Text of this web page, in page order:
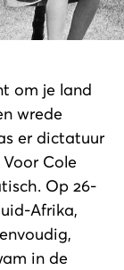
om je land
wrede
er dictatuur
Cole
Op 26-
Afrika,
in de